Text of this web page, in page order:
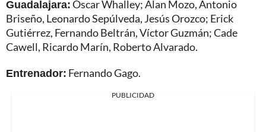
Guadalajara:Óscar Whalley; Alan Mozo, Antonio
Briseño, Leonardo Sepúlveda, Jesús Orozco; Erick
Gutiérrez, Fernando Beltrán, Víctor Guzmán; Cade
Cawell, Ricardo Marín, Roberto Alvarado.
Entrenador: Fernando Gago.
PUBLICIDAD